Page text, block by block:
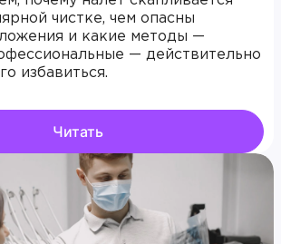
чистке, чем опасны
и какие методы —
— действительно
избавиться.
Читать